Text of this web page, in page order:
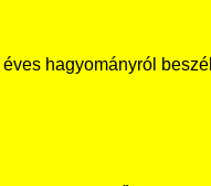
hagyományról